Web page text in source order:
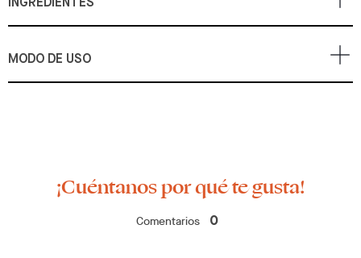
INGREDIENTES
MODO DE USO
¡Cuéntanos por qué te gusta!
Comentarios 0